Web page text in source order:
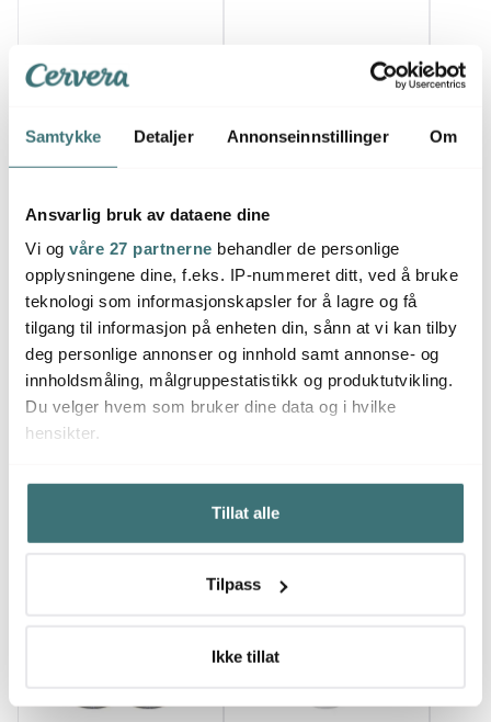
Samtykke Detaljer Annonseinnstillinger Om
Ansvarlig bruk av dataene dine
Vi og våre 27 partnerne behandler de personlige
opplysningene dine, f.eks. IP-nummeret ditt, ved å bruke
teknologi som informasjonskapsler for å lagre og få
tilgang til informasjon på enheten din, sånn at vi kan tilby
deg personlige annonser og innhold samt annonse- og
innholdsmåling, målgruppestatistikk og produktutvikling.
Du velger hvem som bruker dine data og i hvilke
hensikter.
Hvis du gir oss lov, vil vi også gjerne:
Innhente informasjon om den geografiske
beliggenheten din, som kan være nøyaktig innenfor
Identifisere enheten din ved å aktivt skanne den for
kan du lese om hvordan dine personlige
brukes. Du kan hele tiden endre eller trekke tilbake ditt
Tillat alle
Tilpass
Ikke tillat
Modern House
Nemo asjett 18 cm sand
249 kr
På lager
Modern House
Nemo skål 1,5L sand
329 kr
cm
Du kanskje også liker